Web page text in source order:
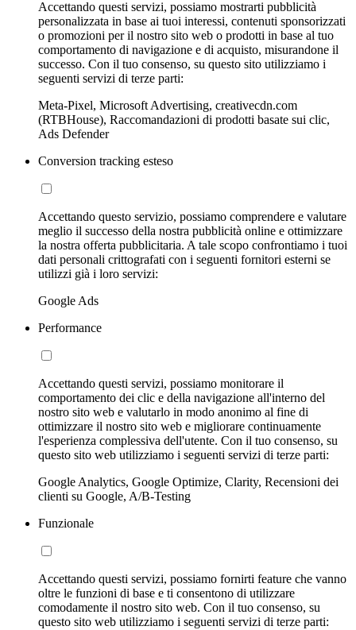
Accettando questi servizi, possiamo mostrarti pubblicità
personalizzata in base ai tuoi interessi, contenuti sponsorizzati
o promozioni per il nostro sito web o prodotti in base al tuo
comportamento di navigazione e di acquisto, misurandone il
successo. Con il tuo consenso, su questo sito utilizziamo i
seguenti servizi di terze parti:
Meta-Pixel, Microsoft Advertising, creativecdn.com
(RTBHouse), Raccomandazioni di prodotti basate sui clic,
Ads Defender
Conversion tracking esteso
Accettando questo servizio, possiamo comprendere e valutare
meglio il successo della nostra pubblicità online e ottimizzare
la nostra offerta pubblicitaria. A tale scopo confrontiamo i tuoi
dati personali crittografati con i seguenti fornitori esterni se
utilizzi già i loro servizi:
Google Ads
Performance
Accettando questi servizi, possiamo monitorare il
comportamento dei clic e della navigazione all'interno del
nostro sito web e valutarlo in modo anonimo al fine di
ottimizzare il nostro sito web e migliorare continuamente
l'esperienza complessiva dell'utente. Con il tuo consenso, su
questo sito web utilizziamo i seguenti servizi di terze parti:
Google Analytics, Google Optimize, Clarity, Recensioni dei
clienti su Google, A/B-Testing
Funzionale
Accettando questi servizi, possiamo fornirti feature che vanno
oltre le funzioni di base e ti consentono di utilizzare
comodamente il nostro sito web. Con il tuo consenso, su
questo sito web utilizziamo i seguenti servizi di terze parti: